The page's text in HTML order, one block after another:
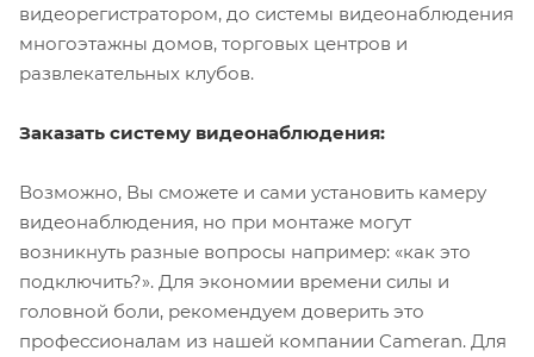
видеорегистратором, до системы видеонаблюдения
многоэтажны домов, торговых центров и
развлекательных клубов.
Заказать систему видеонаблюдения:
Возможно, Вы сможете и сами установить камеру
видеонаблюдения, но при монтаже могут
возникнуть разные вопросы например: «как это
подключить?». Для экономии времени силы и
головной боли, рекомендуем доверить это
профессионалам из нашей компании Cameran. Для